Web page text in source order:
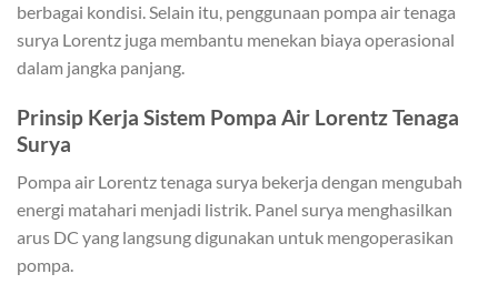
berbagai kondisi. Selain itu, penggunaan pompa air tenaga
surya Lorentz juga membantu menekan biaya operasional
dalam jangka panjang.
Prinsip Kerja Sistem Pompa Air Lorentz Tenaga
Surya
Pompa air Lorentz tenaga surya bekerja dengan mengubah
energi matahari menjadi listrik. Panel surya menghasilkan
arus DC yang langsung digunakan untuk mengoperasikan
pompa.